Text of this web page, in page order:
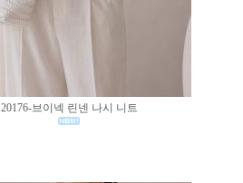
20176-브이넥 린넨 나시 니트